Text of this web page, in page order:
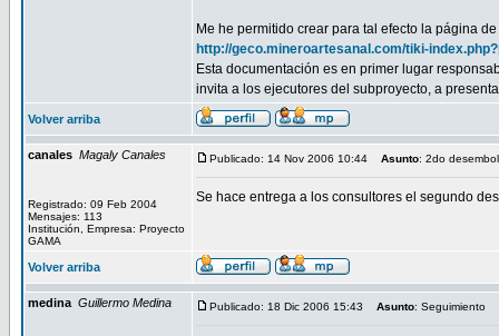
Me he permitido crear para tal efecto la página
http://geco.mineroartesanal.com/tiki-
Esta documentación es en primer lugar
invita a los ejecutores del subproyecto, a
Volver arriba
canales Magaly Canales
Registrado: 09 Feb 2004
Mensajes: 113
Institución, Empresa: Proyecto
GAMA
Publicado: 14 Nov 2006 10:44 Asunto: 2do
Se hace entrega a los consultores el segundo
Volver arriba
medina Guillermo Medina Publicado: 18 Dic 2006 15:43 Asunto: Seguimiento